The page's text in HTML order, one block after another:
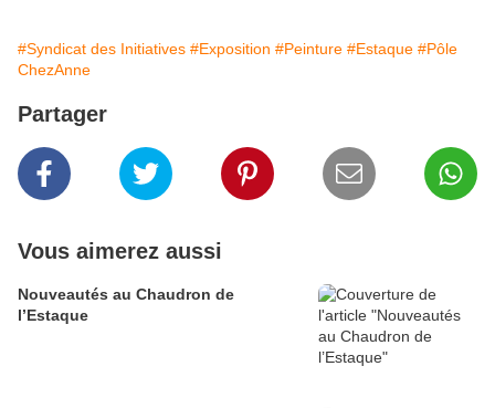
#Syndicat des Initiatives #Exposition #Peinture #Estaque #Pôle
ChezAnne
Partager
Vous aimerez aussi
Nouveautés au Chaudron de
l’Estaque